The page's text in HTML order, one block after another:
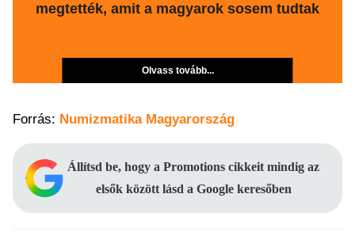
megtették, amit a magyarok sosem tudtak
Olvass tovább...
Forrás: Numizmatika Magyarország
Állítsd be, hogy a Promotions cikkeit mindig az
elsők között lásd a Google keresőben